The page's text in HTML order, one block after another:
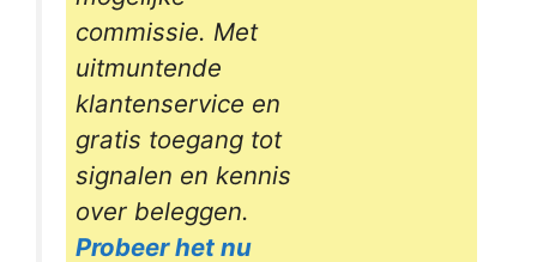
commissie. Met
uitmuntende
klantenservice en
gratis toegang tot
signalen en kennis
over beleggen.
Probeer het nu